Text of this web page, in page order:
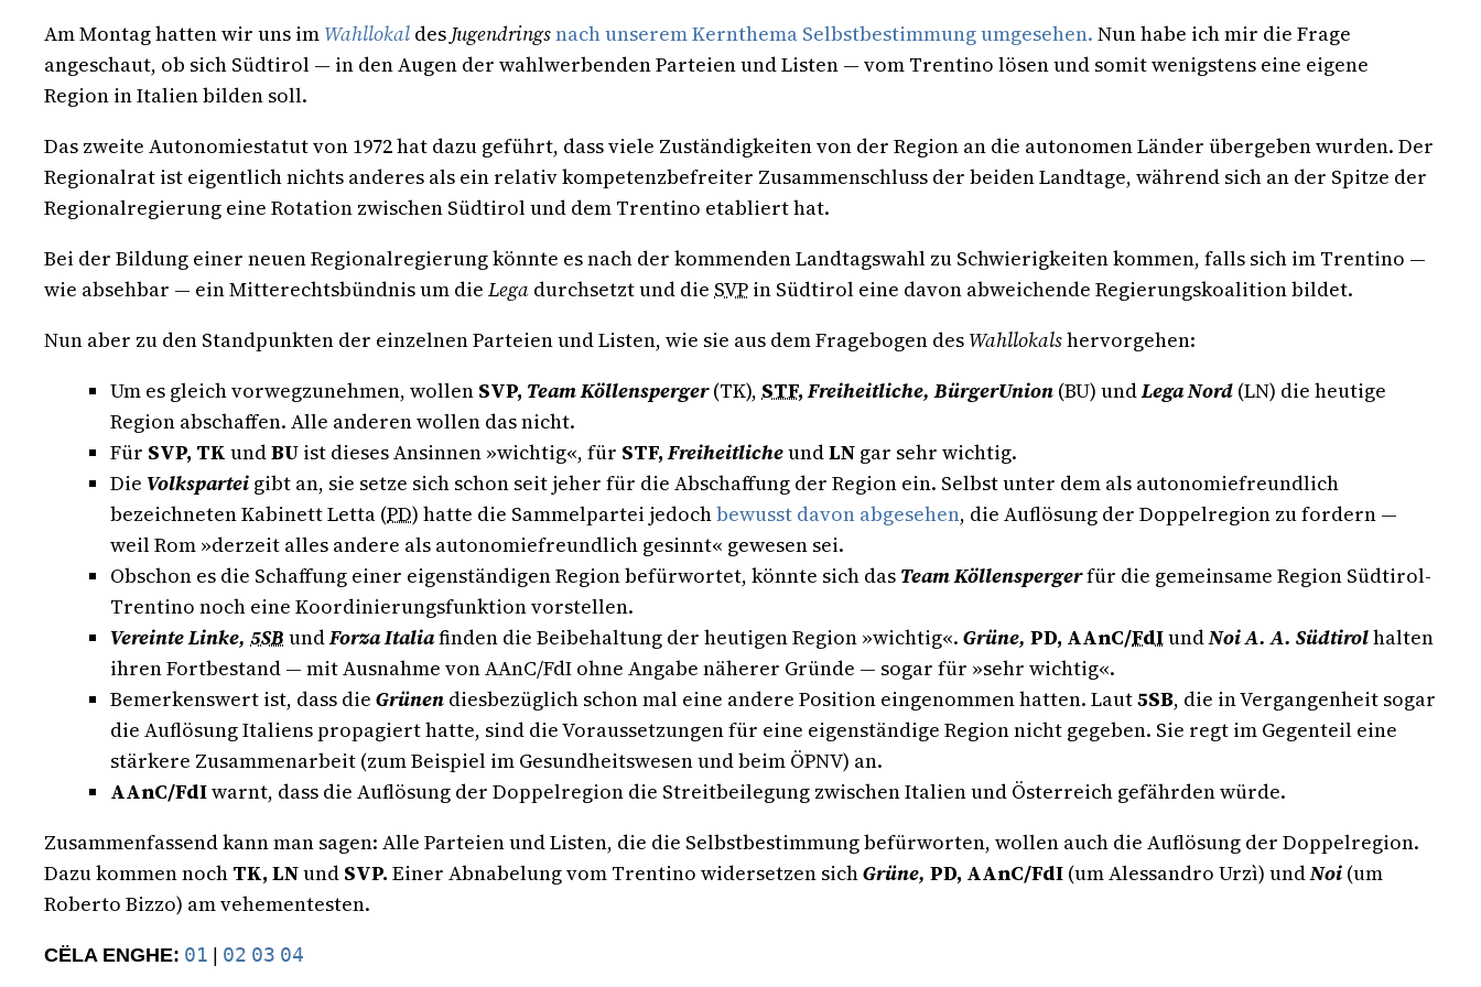
Am Montag hatten wir uns im Wahllokal des Jugendringsnach unserem Kernthema Selbstbestimmung umgesehen. Nun habe ich mir die Frage
angeschaut, ob sich Südtirol — in den Augen der wahlwerbenden Parteien und Listen — vom Trentino lösen und somit wenigstens eine eigene
Region in Italien bilden soll.
Das zweite Autonomiestatut von 1972 hat dazu geführt, dass viele Zuständigkeiten von der Region an die autonomen Länder übergeben wurden. Der
Regionalrat ist eigentlich nichts anderes als ein relativ kompetenzbefreiter Zusammenschluss der beiden Landtage, während sich an der Spitze der
Regionalregierung eine Rotation zwischen Südtirol und dem Trentino etabliert hat.
Bei der Bildung einer neuen Regionalregierung könnte es nach der kommenden Landtagswahl zu Schwierigkeiten kommen, falls sich im Trentino —
wie absehbar — ein Mitterechtsbündnis um die Lega durchsetzt und die SVP in Südtirol eine davon abweichende Regierungskoalition bildet.
Nun aber zu den Standpunkten der einzelnen Parteien und Listen, wie sie aus dem Fragebogen des Wahllokalshervorgehen:
Um es gleich vorwegzunehmen, wollen SVP, Team Köllensperger(TK), STF,Freiheitliche, BürgerUnion (BU) undLega Nord (LN) die heutige
Region abschaffen. Alle anderen wollen das nicht.
Für SVP, TK undBU ist dieses Ansinnen »wichtig«, für STF,FreiheitlicheundLN gar sehr wichtig.
Die Volkspartei gibt an, sie setze sich schon seit jeher für die Abschaffung der Region ein. Selbst unter dem als autonomiefreundlich
bezeichneten Kabinett Letta (PD) hatte die Sammelpartei jedochbewusst davon abgesehen, die Auflösung der Doppelregion zu fordern —
weil Rom »derzeit alles andere als autonomiefreundlich gesinnt« gewesen sei.
Obschon es die Schaffung einer eigenständigen Region befürwortet, könnte sich das Team Köllenspergerfür die gemeinsame Region Südtirol-
Trentino noch eine Koordinierungsfunktion vorstellen.
Vereinte Linke, 5SB undForza Italiafinden die Beibehaltung der heutigen Region »wichtig«. Grüne, PD, AAnC/FdIundNoi A. A. Südtirolhalten
ihren Fortbestand — mit Ausnahme von AAnC/FdI ohne Angabe näherer Gründe — sogar für »sehr wichtig«.
Bemerkenswert ist, dass die Grünen diesbezüglich schon mal eine andere Position eingenommen hatten. Laut5SB, die in Vergangenheit sogar
die Auflösung Italiens propagiert hatte, sind die Voraussetzungen für eine eigenständige Region nicht gegeben. Sie regt im Gegenteil eine
stärkere Zusammenarbeit (zum Beispiel im Gesundheitswesen und beim ÖPNV) an.
AAnC/FdIwarnt, dass die Auflösung der Doppelregion die Streitbeilegung zwischen Italien und Österreich gefährden würde.
Zusammenfassend kann man sagen: Alle Parteien und Listen, die die Selbstbestimmung befürworten, wollen auch die Auflösung der Doppelregion.
Dazu kommen noch TK, LNund SVP. Einer Abnabelung vom Trentino widersetzen sichGrüne, PD, AAnC/FdI (um Alessandro Urzì) undNoi (um
Roberto Bizzo) am vehementesten.
CËLA ENGHE: 01 02 03 04